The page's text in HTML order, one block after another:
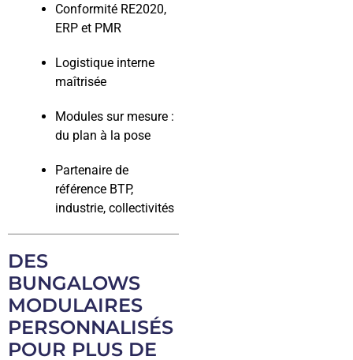
Conformité RE2020,
ERP et PMR
Logistique interne
maîtrisée
Modules sur mesure :
du plan à la pose
Partenaire de
référence BTP,
industrie, collectivités
DES
BUNGALOWS
MODULAIRES
PERSONNALISÉS
POUR PLUS DE